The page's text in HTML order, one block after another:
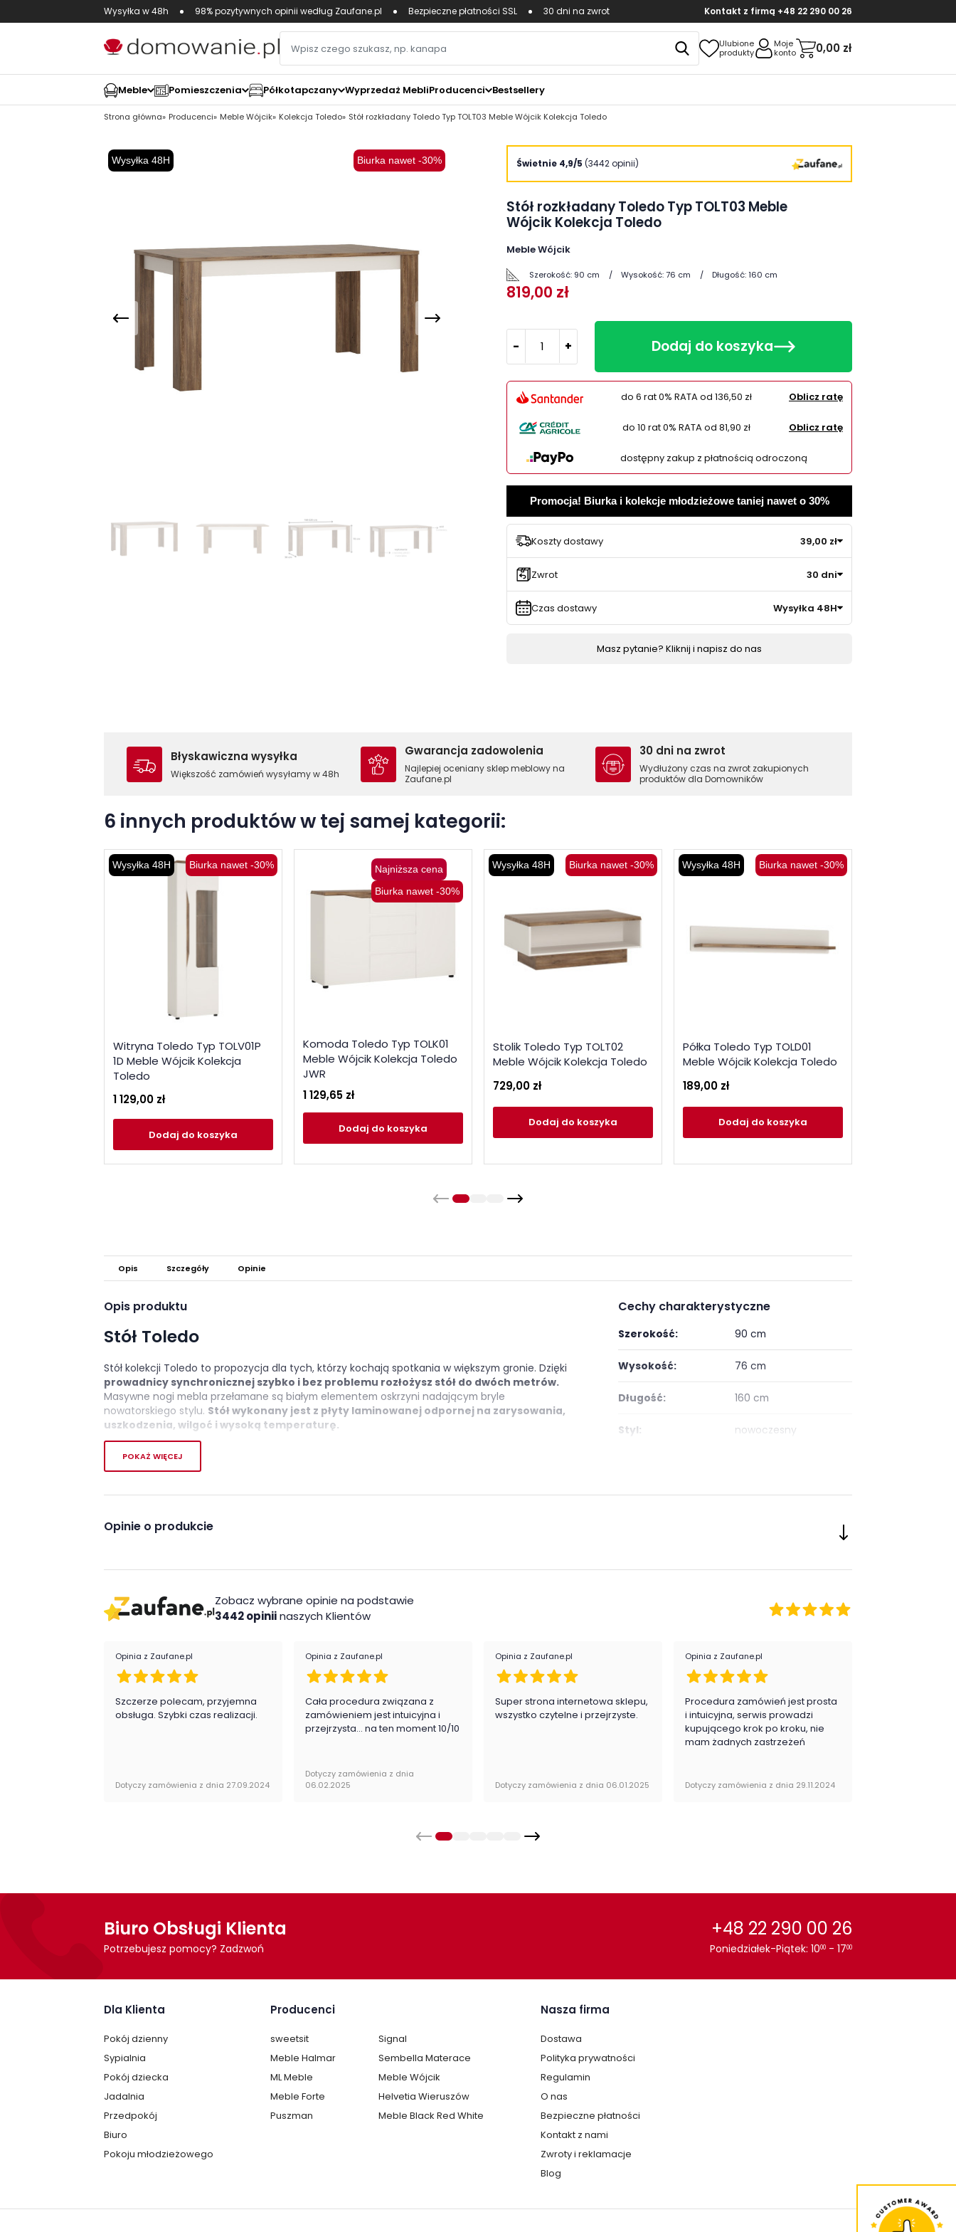
Wysyłka w 48h 98% pozytywnych opinii według Zaufane.pl Bezpieczne płatności SSL 30 dni na zwrot Kontakt z firmą +48 22 290 00 26
Ulubione
produkty
Moje
konto
0,00 zł
Meble Pomieszczenia Półkotapczany Wyprzedaż MebliProducenci Bestsellery
Strona główna Producenci Meble Wójcik Kolekcja Toledo Stół rozkładany Toledo Typ TOLT03 Meble Wójcik Kolekcja Toledo
Wysyłka 48H Biurka nawet -30%
zoom_in Świetnie 4,9/5 (3442 opinii)
Stół rozkładany Toledo Typ TOLT03 Meble
Wójcik Kolekcja Toledo
Meble Wójcik
Szerokość: 90 cm Wysokość:76 cm Długość:160 cm
819,00 zł
- + Dodaj do koszyka
do 6 rat 0% RATA od 136,50 zł Oblicz ratę
do 10 rat 0% RATA od 81,90 zł Oblicz ratę
dostępny zakup z płatnością odroczoną
Promocja! Biurka i kolekcje młodzieżowe taniej nawet o 30%
Koszty dostawy 39,00 zł
Zwrot 30 dni
Czas dostawy Wysyłka 48H
Masz pytanie? Kliknij i napisz do nas
Błyskawiczna wysyłka
Większość zamówień wysyłamy w 48h
Gwarancja zadowolenia
Najlepiej oceniany sklep meblowy na
Zaufane.pl
30 dni na zwrot
Wydłużony czas na zwrot zakupionych
produktów dla Domowników
6 innych produktów w tej samej kategorii:
Wysyłka 48H Biurka nawet -30%
Witryna Toledo Typ TOLV01P
1D Meble Wójcik Kolekcja
Toledo
1 129,00 zł
Dodaj do koszyka
Najniższa cena
Biurka nawet -30%
Komoda Toledo Typ TOLK01
Meble Wójcik Kolekcja Toledo
JWR
1 129,65 zł
Dodaj do koszyka
Wysyłka 48H Biurka nawet -30%
Stolik Toledo Typ TOLT02
Meble Wójcik Kolekcja Toledo
729,00 zł
Dodaj do koszyka
Wysyłka 48H Biurka nawet -30%
Półka Toledo Typ TOLD01
Meble Wójcik Kolekcja Toledo
189,00 zł
Dodaj do koszyka
Opis Szczegóły Opinie
Opis produktu
Stół Toledo
Stół kolekcji Toledo to propozycja dla tych, którzy kochają spotkania w większym gronie. Dzięki
prowadnicy synchronicznej szybko i bez problemu rozłożysz stół do dwóch metrów.
Masywne nogi mebla przełamane są białym elementem oskrzyni nadającym bryle
nowatorskiego stylu. Stół wykonany jest z płyty laminowanej odpornej na zarysowania,
uszkodzenia, wilgoć i wysoką temperaturę.
Cechy charakterystyczne
Montaż
obsługi do samodzielnego montażu.
Cechy charakterystyczne
Szerokość: 90 cm
Wysokość: 76 cm
Długość: 160 cm
Styl: nowoczesny
Kształt blatu: Prostokątny
Regulacja wysokości: nie
Maksymalna długość
rozłożonego:
200 cm
Proste
POKAŻ WIĘCEJ
Opinie o produkcie
Zobacz wybrane opinie na podstawie
3442 opiniinaszych Klientów
Opinia z Zaufane.pl
Szczerze polecam, przyjemna
obsługa. Szybki czas realizacji.
Dotyczy zamówienia z dnia 27.09.2024
Opinia z Zaufane.pl
Cała procedura związana z
zamówieniem jest intuicyjna i
przejrzysta... na ten moment 10/10
Dotyczy zamówienia z dnia
06.02.2025
Opinia z Zaufane.pl
Super strona internetowa sklepu,
wszystko czytelne i przejrzyste.
Dotyczy zamówienia z dnia 06.01.2025
Opinia z Zaufane.pl
Procedura zamówień jest prosta
i intuicyjna, serwis prowadzi
kupującego krok po kroku, nie
mam żadnych zastrzeżeń
Dotyczy zamówienia z dnia 29.11.2024
Biuro Obsługi Klienta
Potrzebujesz pomocy? Zadzwoń
+48 22 290 00 26
Poniedziałek-Piątek: 1000 - 1700
Dla Klienta
Pokój dzienny
Sypialnia
Pokój dziecka
Jadalnia
Przedpokój
Biuro
Pokoju młodzieżowego
Producenci
sweetsit
Signal
Meble Halmar
Sembella Materace
ML Meble
Meble Wójcik
Meble Forte
Helvetia Wieruszów
Puszman
Meble Black Red White
Nasza firma
Dostawa
Polityka prywatności
Regulamin
O nas
Bezpieczne płatności
Kontakt z nami
Zwroty i reklamacje
Blog